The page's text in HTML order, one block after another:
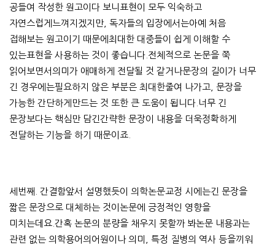
공들여 작성한 원고이다 보니표현이 모두 익숙하고
자연스럽게느껴지겠지만, 독자들의 입장에서는아예 처음
접해보는 원고이기 때문에최대한 대중들이 쉽게 이해할 수
있는표현을 사용하는 것이 좋습니다.전체적으로 논문을 쭉
읽어보면서의미가 애매하게 전달될 것 같거나문장의 길이가 너무
긴 경우에는필요하지 않은 부분은 최대한줄여 나가고, 문장을
가능한 간단하게만드는 것 또한 큰 도움이 됩니다.너무 긴
문장보다는 핵심만 담긴간략한 문장이 내용을 더욱정확하게
전달하는 기능을 하기 때문이죠.
세번째. 간결함앞서 설명했듯이 의학논문교정 시에는긴 문장을
짧은 문장으로 대체하는 것이논문에 긍정적인 영향을
미치는데요.간혹 논문의 분량을 채우지 못할까 봐논문 내용과는
관련 없는 의학용어의어원이나 의미, 특정 질병의 역사 등을끼워